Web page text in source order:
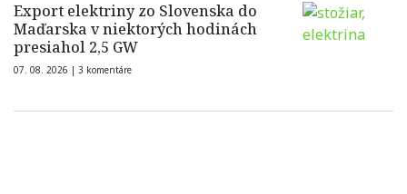
Export elektriny zo Slovenska do
Maďarska v niektorých hodinách
presiahol 2,5 GW
07. 08. 2026 | 3 komentáre